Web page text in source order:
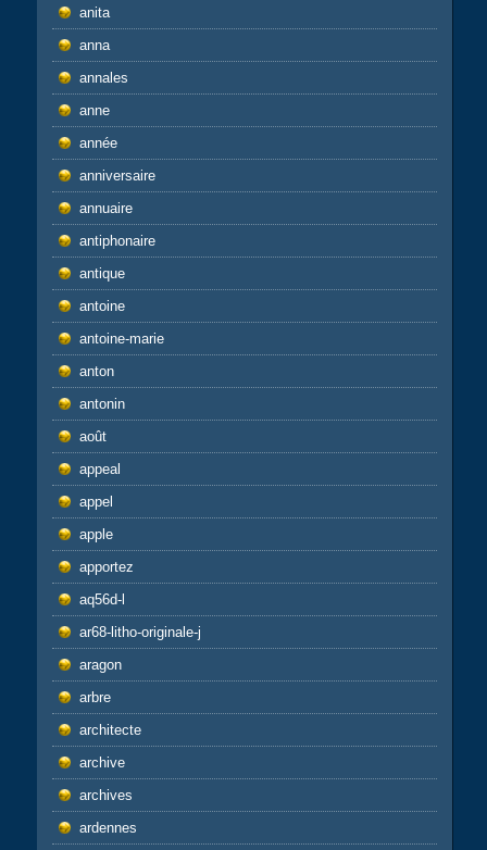
anita
anna
annales
anne
année
anniversaire
annuaire
antiphonaire
antique
antoine
antoine-marie
anton
antonin
août
appeal
appel
apple
apportez
aq56d-l
ar68-litho-originale-j
aragon
arbre
architecte
archive
archives
ardennes